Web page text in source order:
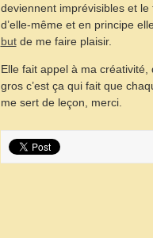
deviennent imprévisibles et
d’elle-même et en principe
butde me faire plaisir.
Elle fait appel à ma
gros c’est ça qui fait que
me sert de leçon, merci.